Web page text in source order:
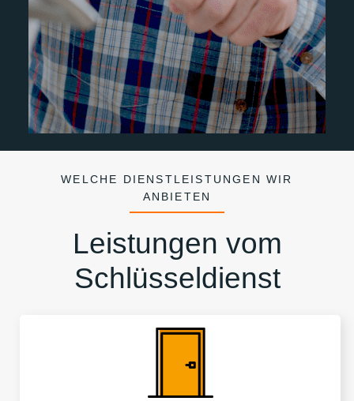
WELCHE DIENSTLEISTUNGEN WIR
ANBIETEN
Leistungen vom
Schlüsseldienst